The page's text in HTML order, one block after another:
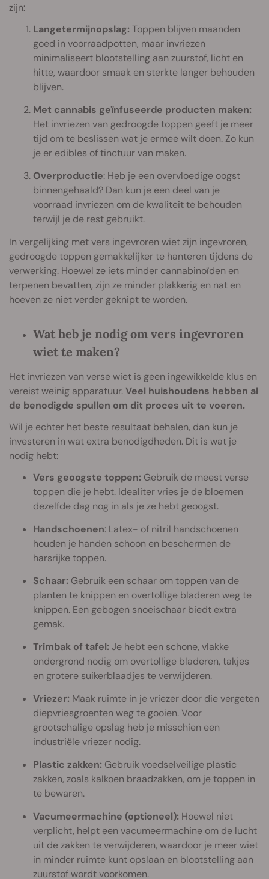
zijn:
Langetermijnopslag: Toppen blijven maanden
goed in voorraadpotten, maar invriezen
minimaliseert blootstelling aan zuurstof, licht en
hitte, waardoor smaak en sterkte langer behouden
blijven.
Met cannabis geïnfuseerde producten maken:
Het invriezen van gedroogde toppen geeft je meer
tijd om te beslissen wat je ermee wilt doen. Zo kun
je er edibles oftinctuurvan maken.
Overproductie: Heb je een overvloedige oogst
binnengehaald? Dan kun je een deel van je
voorraad invriezen om de kwaliteit te behouden
terwijl je de rest gebruikt.
In vergelijking met vers ingevroren wiet zijn ingevroren,
gedroogde toppen gemakkelijker te hanteren tijdens de
verwerking. Hoewel ze iets minder cannabinoïden en
terpenen bevatten, zijn ze minder plakkerig en nat en
hoeven ze niet verder geknipt te worden.
Wat heb je nodig om vers ingevroren
wiet te maken?
Het invriezen van verse wiet is geen ingewikkelde klus en
vereist weinig apparatuur.Veel huishoudens hebben al
de benodigde spullen om dit proces uit te voeren.
Wil je echter het beste resultaat behalen, dan kun je
investeren in wat extra benodigdheden. Dit is wat je
nodig hebt:
Vers geoogste toppen: Gebruik de meest verse
toppen die je hebt. Idealiter vries je de bloemen
dezelfde dag nog in als je ze hebt geoogst.
Handschoenen: Latex- of nitril handschoenen
houden je handen schoon en beschermen de
harsrijke toppen.
Schaar: Gebruik een schaar om toppen van de
planten te knippen en overtollige bladeren weg te
knippen. Een gebogen snoeischaar biedt extra
gemak.
Trimbak of tafel: Je hebt een schone, vlakke
ondergrond nodig om overtollige bladeren, takjes
en grotere suikerblaadjes te verwijderen.
Vriezer: Maak ruimte in je vriezer door die vergeten
diepvriesgroenten weg te gooien. Voor
grootschalige opslag heb je misschien een
industriële vriezer nodig.
Plastic zakken: Gebruik voedselveilige plastic
zakken, zoals kalkoen braadzakken, om je toppen in
te bewaren.
Vacumeermachine (optioneel): Hoewel niet
verplicht, helpt een vacumeermachine om de lucht
uit de zakken te verwijderen, waardoor je meer wiet
in minder ruimte kunt opslaan en blootstelling aan
zuurstof wordt voorkomen.